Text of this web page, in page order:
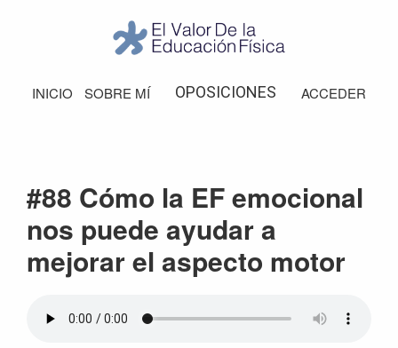
navegación
principal
barra
Valor
de
INICIO SOBRE MÍ OPOSICIONES ACCEDER
#88 Cómo la EF emocional
nos puede ayudar a
mejorar el aspecto motor